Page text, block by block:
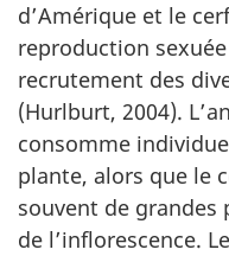
d’Amérique et le
reproduction
recrutement des
(Hurlburt, 2004).
consomme
plante, alors que le
souvent de
de l’inflorescence.